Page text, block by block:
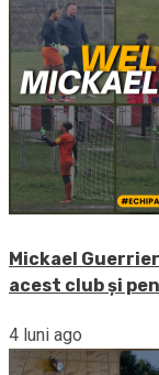
Mickael
acest club și
4 luni ago